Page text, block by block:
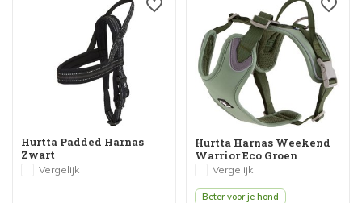
Hurtta Padded Harnas
Zwart
Vergelijk
Hurtta Harnas Weekend
Warrior Eco Groen
Vergelijk
Beter voor je hond